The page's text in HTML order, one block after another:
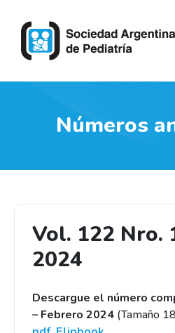
Números
Vol. 122 Nro.
2024
Descargue el número
– Febrero 2024 (Tamaño